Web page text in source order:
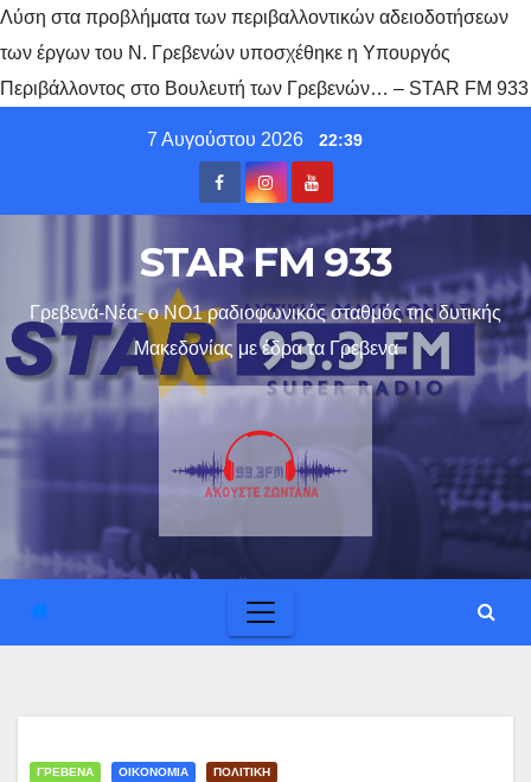
Λύση στα προβλήματα των περιβαλλοντικών αδειοδοτήσεων
των έργων του Ν. Γρεβενών υποσχέθηκε η Υπουργός
Περιβάλλοντος στο Bουλευτή των Γρεβενών… – STAR FM 933
7 Αυγούστου 2026 22:39
STAR FM 933
Γρεβενά-Νέα- ο ΝΟ1 ραδιοφωνικός σταθμός της δυτικής
Μακεδονίας με έδρα τα Γρεβενα
ΓΡΕΒΕΝΑ ΟΙΚΟΝΟΜΙΑ ΠΟΛΙΤΙΚΗ